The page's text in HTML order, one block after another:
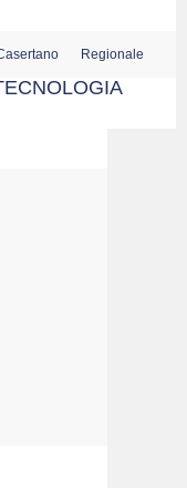
Regionale